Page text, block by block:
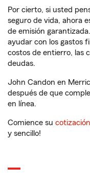
Por cierto, si usted
seguro de vida, ahora
de emisión
ayudar con los gastos
costos de entierro, las
deudas.
John Candon en
después de que
en línea.
Comience su
y sencillo!